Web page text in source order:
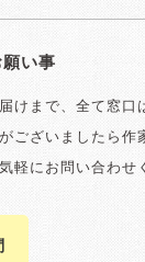
い事
けまで、全て窓口
ございましたら作
軽にお問い合わせ